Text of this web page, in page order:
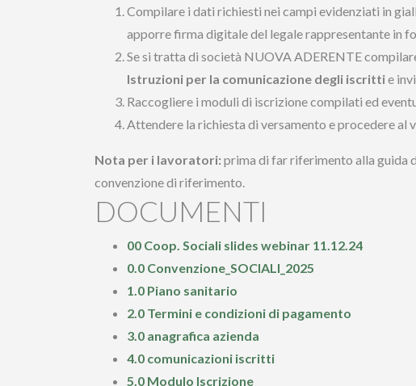
Compilare i dati richiesti nei campi evidenziati in
apporre firma digitale del legale rappresentante in
Se si tratta di società NUOVA ADERENTE
Istruzioni per la comunicazione degli iscrittie
Raccogliere i moduli di iscrizione compilati ed
Attendere la richiesta di versamento e procedere al
Nota per i lavoratori: prima di far riferimento alla guida
convenzione di riferimento.
DOCUMENTI
00 Coop. Sociali slides webinar 11.12.24
0.0 Convenzione_SOCIALI_2025
1.0 Piano sanitario
2.0 Termini e condizioni di pagamento
3.0 anagrafica azienda
4.0 comunicazioni iscritti
5.0 Modulo Iscrizione